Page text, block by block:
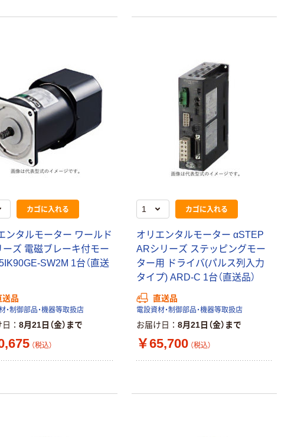
カゴに入れる
ンタルモーター ワールド
ーズ 電磁ブレーキ付モー
SW2M 1台（直送
送品
・制御部品・機器等取扱店
日 8月21日（金）まで
（税込）
カゴに入れる
オリエンタルモーター αSTEP
ARシリーズ ステッピングモー
ター用 ドライバ(パルス列入力
タイプ) ARD-C 1台（直送品）
直送品
電設資材・制御部品・機器等取扱店
お届け日 8月21日（金）まで
￥65,700 （税込）